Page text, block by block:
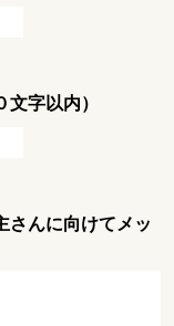
字以内）
さんに向けてメッ